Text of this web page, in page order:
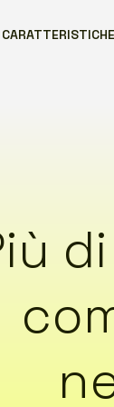
CARATTERISTICHE